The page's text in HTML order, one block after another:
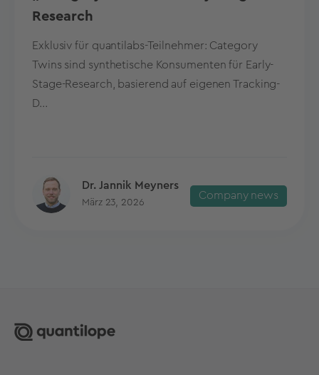
Research
Exklusiv für quantilabs-Teilnehmer: Category
Twins sind synthetische Konsumenten für Early-
Stage-Research, basierend auf eigenen Tracking-
D...
Dr. Jannik Meyners
März 23, 2026
Company news